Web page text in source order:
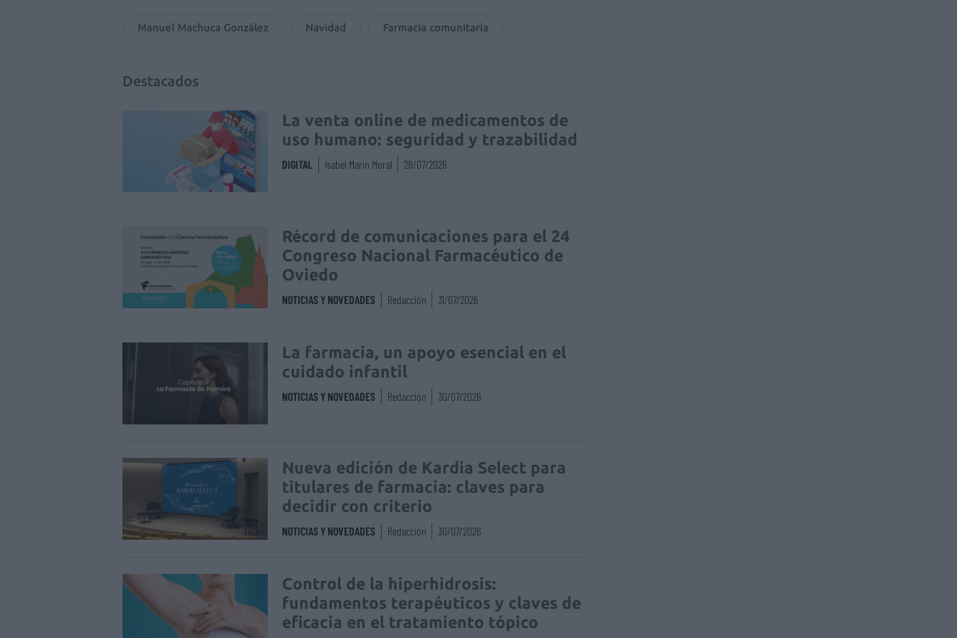
Manuel Machuca González Navidad Farmacia comunitaria
Destacados
La venta online de medicamentos de
uso humano: seguridad y trazabilidad
DIGITAL Isabel Marín Moral 28/07/2026
Récord de comunicaciones para el 24
Congreso Nacional Farmacéutico de
Oviedo
NOTICIAS Y NOVEDADES Redacción 31/07/2026
La farmacia, un apoyo esencial en el
cuidado infantil
NOTICIAS Y NOVEDADES Redacción 30/07/2026
Nueva edición de Kardia Select para
titulares de farmacia: claves para
decidir con criterio
NOTICIAS Y NOVEDADES Redacción 30/07/2026
Control de la hiperhidrosis:
fundamentos terapéuticos y claves de
eficacia en el tratamiento tópico